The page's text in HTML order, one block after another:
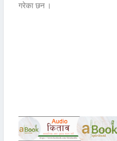
गरेका छन ।